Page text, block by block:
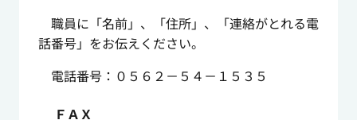
職員に「名前」、「住所」、「連絡がとれる電
話番号」をお伝えください。
電話番号：０５６２－５４－１５３５
ＦＡＸ